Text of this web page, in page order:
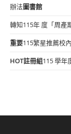
辦法圖書館
轉知115年 度「周產
重要115繁星推薦校
HOT註冊組115 學年